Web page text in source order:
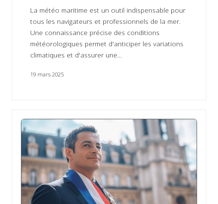
La météo maritime est un outil indispensable pour
tous les navigateurs et professionnels de la mer.
Une connaissance précise des conditions
météorologiques permet d'anticiper les variations
climatiques et d'assurer une…
19 mars 2025